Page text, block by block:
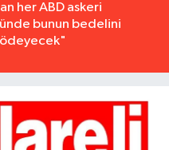
her ABD askeri
bunun bedelini